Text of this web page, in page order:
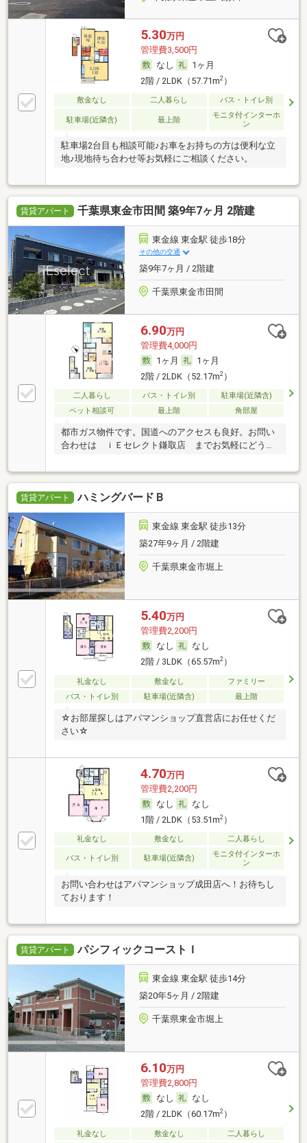
5.30万円
管理費3,500円
なし
1ヶ月
2階 / 2LDK（57.71m2）
敷金なし 二人暮らし バス・トイレ別
駐車場(近隣含) 最上階
モニタ付インターホ
ン
駐車場2台目も相談可能♪お車をお持ちの方は便利な立
地♪現地待ち合わせ等お気軽にご相談ください。
賃貸アパート 千葉県東金市田間 築9年7ヶ月 2階建
東金線 東金駅 徒歩18分
その他の交通
築9年7ヶ月 / 2階建
千葉県東金市田間
6.90万円
管理費4,000円
1ヶ月
1ヶ月
2階 / 2LDK（52.17m2）
二人暮らし バス・トイレ別
駐車場(近隣含)
ペット相談可
最上階 角部屋
都市ガス物件です。国道へのアクセスも良好。お問い
合わせは ｉＥセレクト鎌取店 までお気軽にどう
賃貸アパート ハミングバードＢ
東金線 東金駅 徒歩13分
築27年9ヶ月 / 2階建
千葉県東金市堀上
5.40万円
管理費2,200円
なし
なし
2階 / 3LDK（65.57m2）
礼金なし 敷金なし
ファミリー
バス・トイレ別
駐車場(近隣含) 最上階
☆お部屋探しはアパマンショップ直営店にお任せくだ
さい☆
4.70万円
管理費2,200円
なし
なし
1階 / 2LDK（53.51m2）
礼金なし 敷金なし 二人暮らし
バス・トイレ別 駐車場(近隣含)
モニタ付インターホ
ン
お問い合わせはアパマンショップ成田店へ！お待ちし
ております！
賃貸アパート パシフィックコーストＩ
東金線 東金駅 徒歩14分
築20年5ヶ月 / 2階建
千葉県東金市堀上
6.10万円
管理費2,800円
なし
なし
2階 / 2LDK（60.17m2）
礼金なし 敷金なし
二人暮らし